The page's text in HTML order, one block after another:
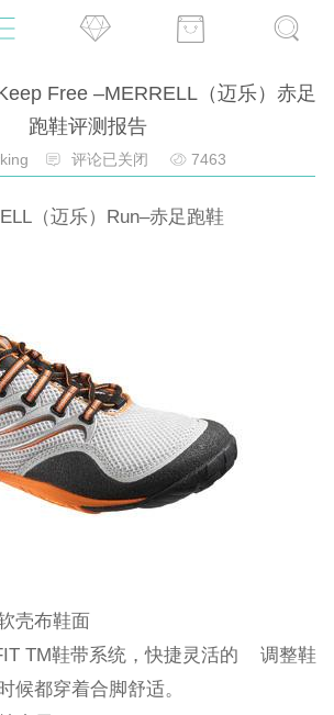
Free –MERRELL（迈乐）赤足
跑鞋评测报告
评论已关闭 7463
（迈乐）Run–赤足跑鞋
壳布鞋面
TM鞋带系统，快捷灵活的 调整鞋
候都穿着合脚舒适。